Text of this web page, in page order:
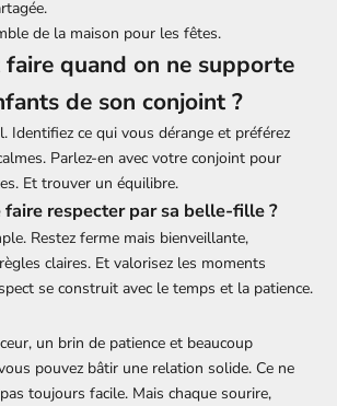
de la maison pour les fêtes.
faire quand on ne supporte
de son conjoint ?
Identifiez ce qui vous dérange et préférez
Parlez-en avec votre conjoint pour
Et trouver un équilibre.
faire respecter par sa belle-fille ?
Restez ferme mais bienveillante,
claires. Et valorisez les moments
se construit avec le temps et la patience.
un brin de patience et beaucoup
pouvez bâtir une relation solide. Ce ne
toujours facile. Mais chaque sourire,